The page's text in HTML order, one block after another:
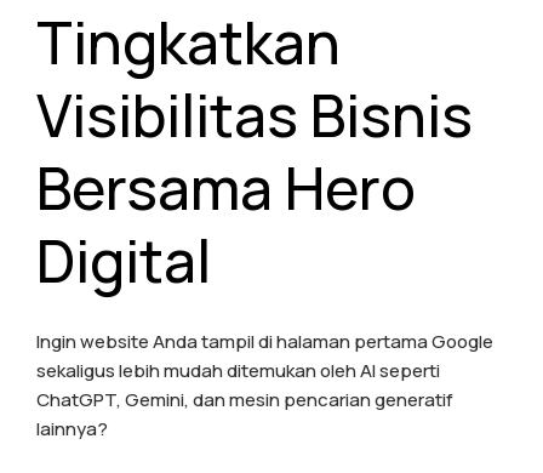
Tingkatkan
Visibilitas Bisnis
Bersama Hero
Digital
Ingin website Anda tampil di halaman pertama Google
sekaligus lebih mudah ditemukan oleh AI seperti
ChatGPT, Gemini, dan mesin pencarian generatif
lainnya?